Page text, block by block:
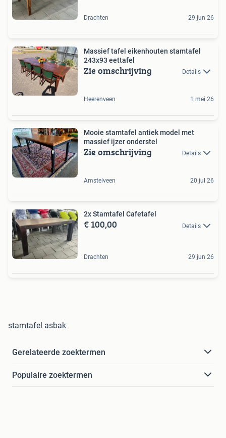
Drachten 29 jun 26
Massief tafel eikenhouten stamtafel
243x93 eettafel
Zie omschrijving Details
Heerenveen 1 mei 26
Mooie stamtafel antiek model met
massief ijzer onderstel
Zie omschrijving Details
Amstelveen 20 jul 26
2x Stamtafel Cafetafel
€ 100,00 Details
Drachten 29 jun 26
stamtafel asbak
Gerelateerde zoektermen
Populaire zoektermen